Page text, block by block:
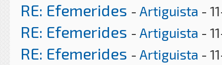
RE: Efemerides - Artiguista -
RE: Efemerides - Artiguista -
RE: Efemerides - Artiguista -